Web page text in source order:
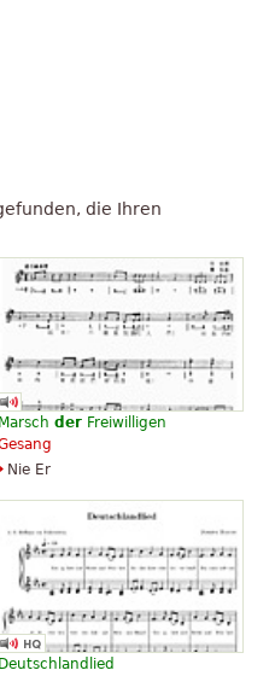
die Ihren
Marsch der Freiwilligen
Nie Er
Deutschlandlied